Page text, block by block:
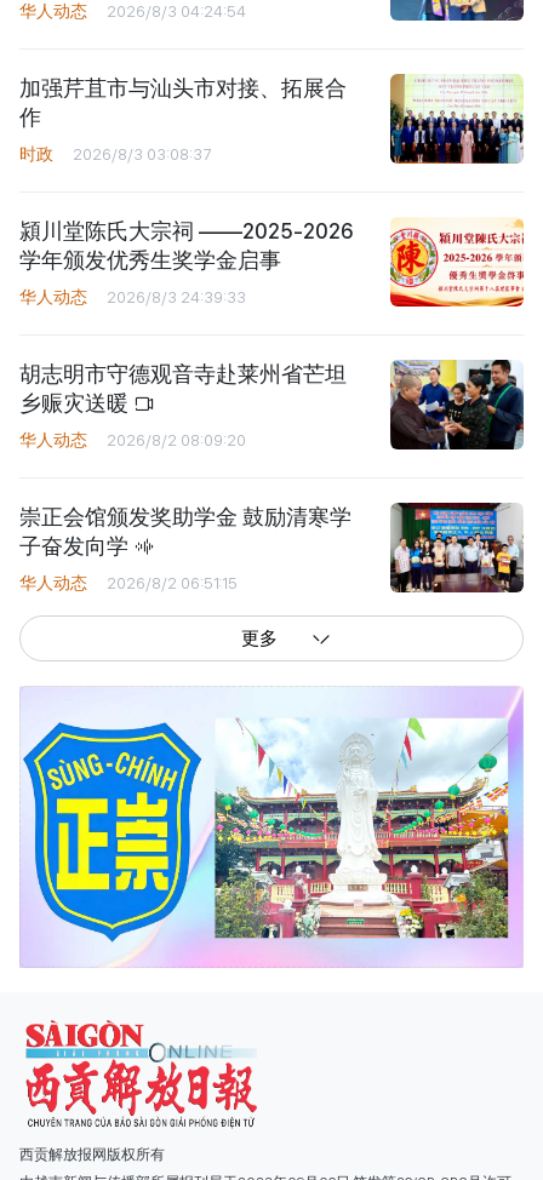
华人动态 2026/8/3 04:24:54
加强芹苴市与汕头市对接、拓展合
作
时政 2026/8/3 03:08:37
潁川堂陈氏大宗祠 ——2025-2026
学年颁发优秀生奖学金启事
华人动态 2026/8/3 24:39:33
胡志明市守德观音寺赴莱州省芒坦
乡赈灾送暖
华人动态 2026/8/2 08:09:20
崇正会馆颁发奖助学金 鼓励清寒学
子奋发向学
华人动态 2026/8/2 06:51:15
更多
西贡解放报网版权所有